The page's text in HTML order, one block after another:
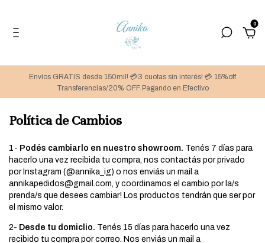
0
Envíos GRATIS desde 150mil! 💳3 cuotas sin interés! 💳 15%off
Transferencias/20% OFF Pagando en Efectivo
Política de Cambios
1- Podés cambiarlo en nuestro showroom. Tenés 7 días para
hacerlo una vez recibida tu compra, nos contactás por privado
por Instagram (@annika_ig) o nos enviás un mail a
annikapedidos@gmail.com, y coordinamos el cambio por la/s
prenda/s que desees cambiar! Los productos tendrán que ser por
el mismo valor.
2- Desde tu domiclio. Tenés 15 días para hacerlo una vez
recibido tu compra por correo. Nos enviás un mail a